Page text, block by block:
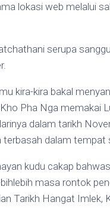
lokasi web melalui
serupa
kira-kira bakal
Pha Nga memakai
dalam tarikh
terbasah dalam tempat
kudu cakap
masa rontok
Tarikh Hangat Imlek,